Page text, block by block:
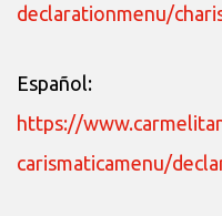
declarationmenu/
Español:
https://
carismaticamenu/